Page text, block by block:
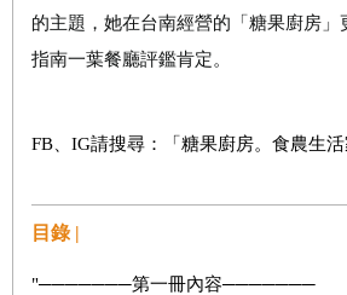
的主題，她在台南經營的「糖果廚房」
指南一葉餐廳評鑑肯定。
FB、IG請搜尋：「糖果廚房。食農生活
目錄 |
"───────第一冊內容───────